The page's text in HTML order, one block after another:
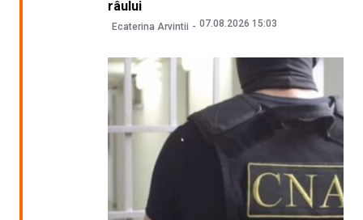
râului
Ecaterina Arvintii 07.08.2026 15:03